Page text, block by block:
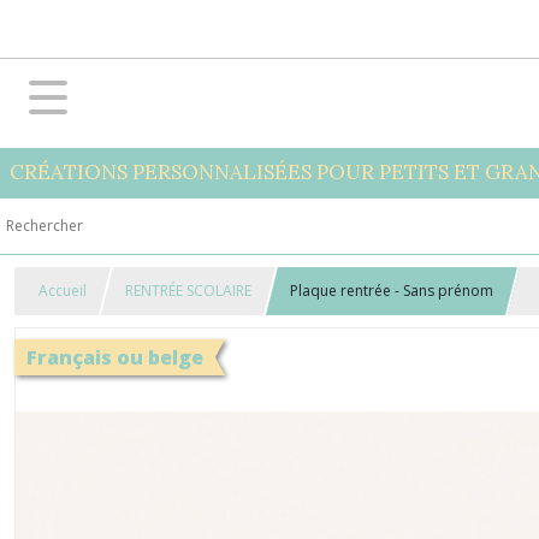
CRÉATIONS PERSONNALISÉES POUR PETITS ET
Accueil RENTRÉE SCOLAIRE Plaque rentrée - Sans prénom
Français ou belge